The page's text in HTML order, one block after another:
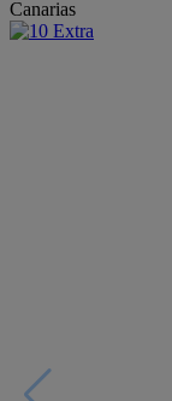
Canarias